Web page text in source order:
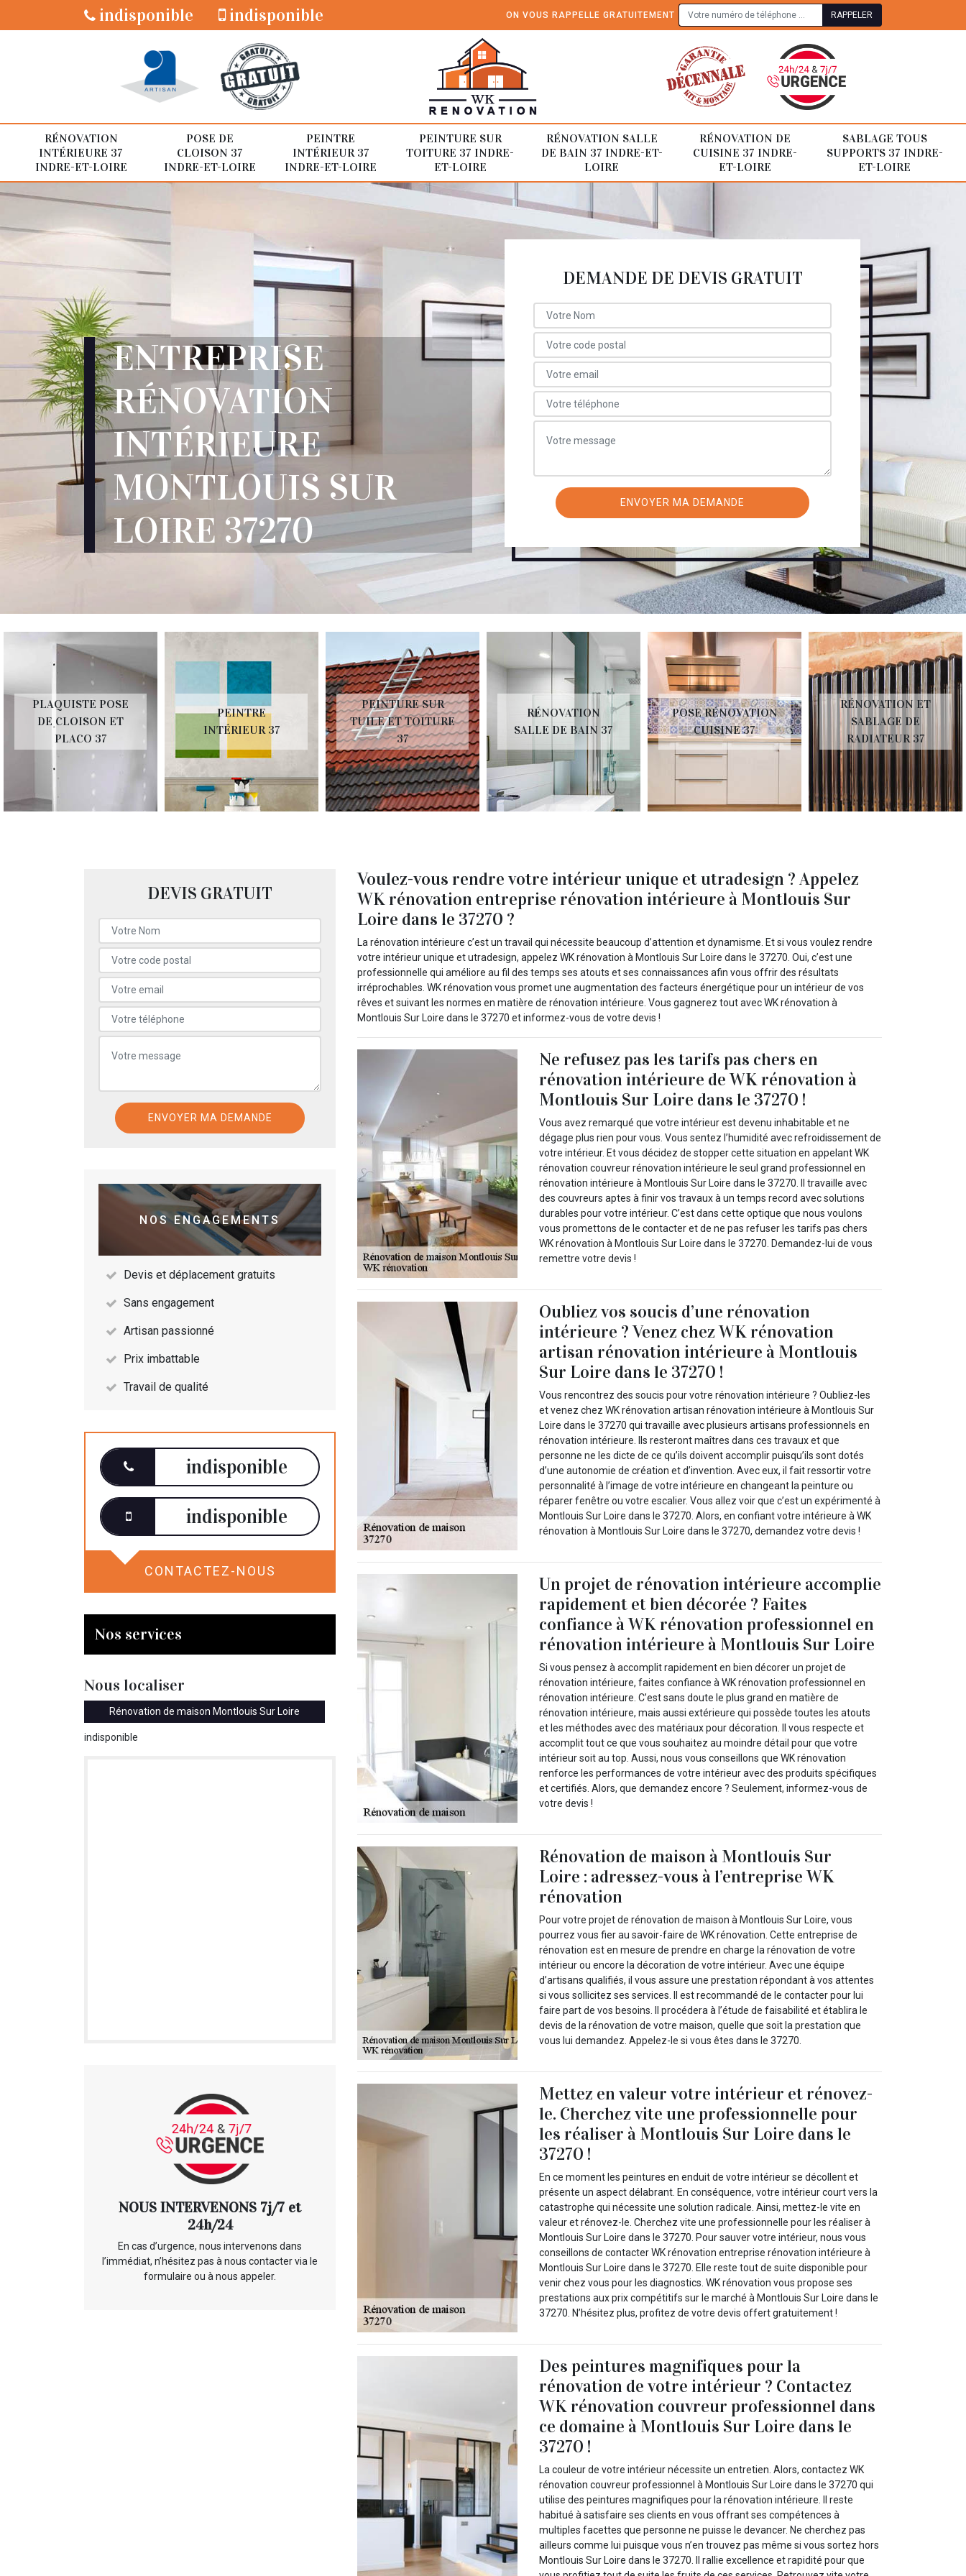
indisponible indisponible ON VOUS RAPPELLE GRATUITEMENT
RÉNOVATION
INTÉRIEURE 37
INDRE-ET-LOIRE
POSE DE
CLOISON 37
INDRE-ET-LOIRE
PEINTRE
INTÉRIEUR 37
INDRE-ET-LOIRE
PEINTURE SUR
TOITURE 37 INDRE-
ET-LOIRE
RÉNOVATION SALLE
DE BAIN 37 INDRE-ET-
LOIRE
RÉNOVATION DE
CUISINE 37 INDRE-
ET-LOIRE
SABLAGE TOUS
SUPPORTS 37 INDRE-
ET-LOIRE
ENTREPRISE
RÉNOVATION
INTÉRIEURE
MONTLOUIS SUR
LOIRE 37270
DEMANDE DE DEVIS GRATUIT
PLAQUISTE POSE
DE CLOISON ET
PLACO 37
PEINTRE
INTÉRIEUR 37
PEINTURE SUR
TUILE ET TOITURE
37
RÉNOVATION
SALLE DE BAIN 37
POSE RÉNOVATION
CUISINE 37
RÉNOVATION ET
SABLAGE DE
RADIATEUR 37
DEVIS GRATUIT
NOS ENGAGEMENTS
Devis et déplacement gratuits
Sans engagement
Artisan passionné
Prix imbattable
Travail de qualité
indisponible
indisponible
CONTACTEZ-NOUS
Nos services
Nous localiser
Rénovation de maison Montlouis Sur Loire
indisponible
NOUS INTERVENONS 7j/7 et
24h/24
En cas d’urgence, nous intervenons dans
l’immédiat, n’hésitez pas à nous contacter via le
formulaire ou à nous appeler.
Voulez-vous rendre votre intérieur unique et utradesign ? Appelez
WK rénovation entreprise rénovation intérieure à Montlouis Sur
Loire dans le 37270 ?
La rénovation intérieure c’est un travail qui nécessite beaucoup d’attention et dynamisme. Et si vous voulez rendre
votre intérieur unique et utradesign, appelez WK rénovation à Montlouis Sur Loire dans le 37270. Oui, c’est une
professionnelle qui améliore au fil des temps ses atouts et ses connaissances afin vous offrir des résultats
irréprochables. WK rénovation vous promet une augmentation des facteurs énergétique pour un intérieur de vos
rêves et suivant les normes en matière de rénovation intérieure. Vous gagnerez tout avec WK rénovation à
Montlouis Sur Loire dans le 37270 et informez-vous de votre devis !
Ne refusez pas les tarifs pas chers en
rénovation intérieure de WK rénovation à
Montlouis Sur Loire dans le 37270 !
Vous avez remarqué que votre intérieur est devenu inhabitable et ne
dégage plus rien pour vous. Vous sentez l’humidité avec refroidissement de
votre intérieur. Et vous décidez de stopper cette situation en appelant WK
rénovation couvreur rénovation intérieure le seul grand professionnel en
rénovation intérieure à Montlouis Sur Loire dans le 37270. Il travaille avec
des couvreurs aptes à finir vos travaux à un temps record avec solutions
durables pour votre intérieur. C’est dans cette optique que nous voulons
vous promettons de le contacter et de ne pas refuser les tarifs pas chers
WK rénovation à Montlouis Sur Loire dans le 37270. Demandez-lui de vous
remettre votre devis !
Oubliez vos soucis d’une rénovation
intérieure ? Venez chez WK rénovation
artisan rénovation intérieure à Montlouis
Sur Loire dans le 37270 !
Vous rencontrez des soucis pour votre rénovation intérieure ? Oubliez-les
et venez chez WK rénovation artisan rénovation intérieure à Montlouis Sur
Loire dans le 37270 qui travaille avec plusieurs artisans professionnels en
rénovation intérieure. Ils resteront maîtres dans ces travaux et que
personne ne les dicte de ce qu’ils doivent accomplir puisqu’ils sont dotés
d’une autonomie de création et d’invention. Avec eux, il fait ressortir votre
personnalité à l’image de votre intérieure en changeant la peinture ou
réparer fenêtre ou votre escalier. Vous allez voir que c’est un expérimenté à
Montlouis Sur Loire dans le 37270. Alors, en confiant votre intérieure à WK
rénovation à Montlouis Sur Loire dans le 37270, demandez votre devis !
Un projet de rénovation intérieure accomplie
rapidement et bien décorée ? Faites
confiance à WK rénovation professionnel en
rénovation intérieure à Montlouis Sur Loire
Si vous pensez à accomplit rapidement en bien décorer un projet de
rénovation intérieure, faites confiance à WK rénovation professionnel en
rénovation intérieure. C’est sans doute le plus grand en matière de
rénovation intérieure, mais aussi extérieure qui possède toutes les atouts
et les méthodes avec des matériaux pour décoration. Il vous respecte et
accomplit tout ce que vous souhaitez au moindre détail pour que votre
intérieur soit au top. Aussi, nous vous conseillons que WK rénovation
renforce les performances de votre intérieur avec des produits spécifiques
et certifiés. Alors, que demandez encore ? Seulement, informez-vous de
votre devis !
Rénovation de maison à Montlouis Sur
Loire : adressez-vous à l’entreprise WK
rénovation
Pour votre projet de rénovation de maison à Montlouis Sur Loire, vous
pourrez vous fier au savoir-faire de WK rénovation. Cette entreprise de
rénovation est en mesure de prendre en charge la rénovation de votre
intérieur ou encore la décoration de votre intérieur. Avec une équipe
d’artisans qualifiés, il vous assure une prestation répondant à vos attentes
si vous sollicitez ses services. Il est recommandé de le contacter pour lui
faire part de vos besoins. Il procédera à l’étude de faisabilité et établira le
devis de la rénovation de votre maison, quelle que soit la prestation que
vous lui demandez. Appelez-le si vous êtes dans le 37270.
Mettez en valeur votre intérieur et rénovez-
le. Cherchez vite une professionnelle pour
les réaliser à Montlouis Sur Loire dans le
37270 !
En ce moment les peintures en enduit de votre intérieur se décollent et
présente un aspect délabrant. En conséquence, votre intérieur court vers la
catastrophe qui nécessite une solution radicale. Ainsi, mettez-le vite en
valeur et rénovez-le. Cherchez vite une professionnelle pour les réaliser à
Montlouis Sur Loire dans le 37270. Pour sauver votre intérieur, nous vous
conseillons de contacter WK rénovation entreprise rénovation intérieure à
Montlouis Sur Loire dans le 37270. Elle reste tout de suite disponible pour
venir chez vous pour les diagnostics. WK rénovation vous propose ses
prestations aux prix compétitifs sur le marché à Montlouis Sur Loire dans le
37270. N’hésitez plus, profitez de votre devis offert gratuitement !
Des peintures magnifiques pour la
rénovation de votre intérieur ? Contactez
WK rénovation couvreur professionnel dans
ce domaine à Montlouis Sur Loire dans le
37270 !
La couleur de votre intérieur nécessite un entretien. Alors, contactez WK
rénovation couvreur professionnel à Montlouis Sur Loire dans le 37270 qui
utilise des peintures magnifiques pour la rénovation intérieure. Il reste
habitué à satisfaire ses clients en vous offrant ses compétences à
multiples facettes que personne ne puisse le devancer. Ne cherchez pas
ailleurs comme lui puisque vous n’en trouvez pas même si vous sortez hors
Montlouis Sur Loire dans le 37270. Il rallie excellence et rapidité pour que